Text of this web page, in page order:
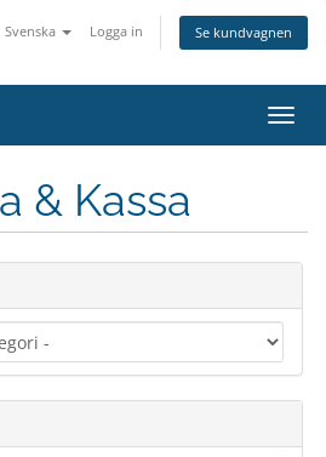
Svenska Logga in Se kundvagnen
Växla
& Kassa